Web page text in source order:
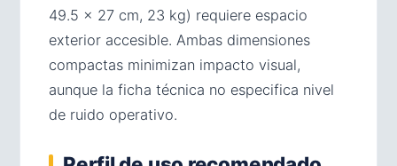
49.5 × 27 cm, 23 kg) requiere espacio
exterior accesible. Ambas dimensiones
compactas minimizan impacto visual,
aunque la ficha técnica no especifica nivel
de ruido operativo.